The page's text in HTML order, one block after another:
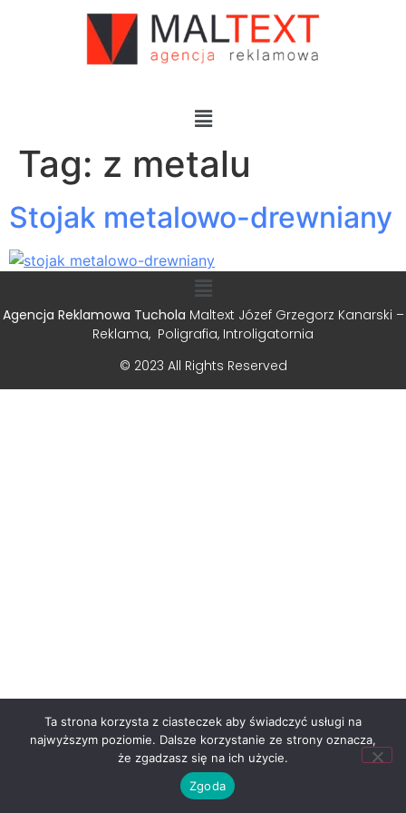
Tag: z metalu
Stojak metalowo-drewniany
Agencja Reklamowa Tuchola Maltext Józef Grzegorz Kanarski –
Reklama, Poligrafia, Introligatornia
© 2023 All Rights Reserved
Ta strona korzysta z ciasteczek aby świadczyć usługi na
najwyższym poziomie. Dalsze korzystanie ze strony oznacza,
że zgadzasz się na ich użycie.
Zgoda